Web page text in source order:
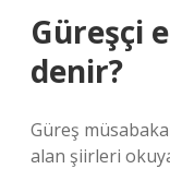
Güreşçi
denir?
Güreş
alan şiirleri